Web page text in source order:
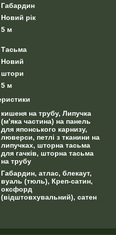
Габардин
Новий рік
5 м
Тасьма
Новий
штори
5 м
кишеня на трубу, Липучка
(м’яка частина) на панель
для японського карнизу,
люверси, петлі з тканини на
липучках, шторна тасьма
для гачків, шторна тасьма
на трубу
Габардин, атлас, блекаут,
вуаль (тюль), Креп-сатин,
оксфорд
(відштовхувальний), сатен